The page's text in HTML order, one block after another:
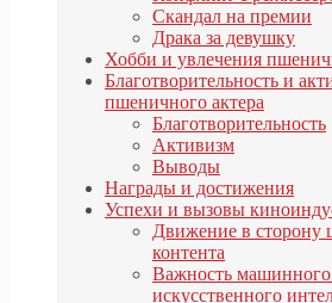
Скандал на премии
Драка за девушку
Хобби и увлечения
Благотворительность и
пшеничного актера
Благотворительность
Активизм
Выводы
Награды и достижения
Успехи и вызовы
Движение в сторону
контента
Важность машинного
искусственного